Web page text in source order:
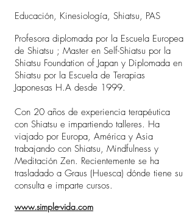
Educación, Kinesiología, Shiatsu, PAS
Profesora diplomada por la Escuela Europea
de Shiatsu ; Master en Self-Shiatsu por la
Shiatsu Foundation of Japan y Diplomada en
Shiatsu por la Escuela de Terapias
Japonesas H.A desde 1999.
Con 20 años de experiencia terapéutica
con Shiatsu e impartiendo talleres. Ha
viajado por Europa, América y Asia
trabajando con Shiatsu, Mindfulness y
Meditación Zen. Recientemente se ha
trasladado a Graus (Huesca) dónde tiene su
consulta e imparte cursos.
www.simple-vida.com